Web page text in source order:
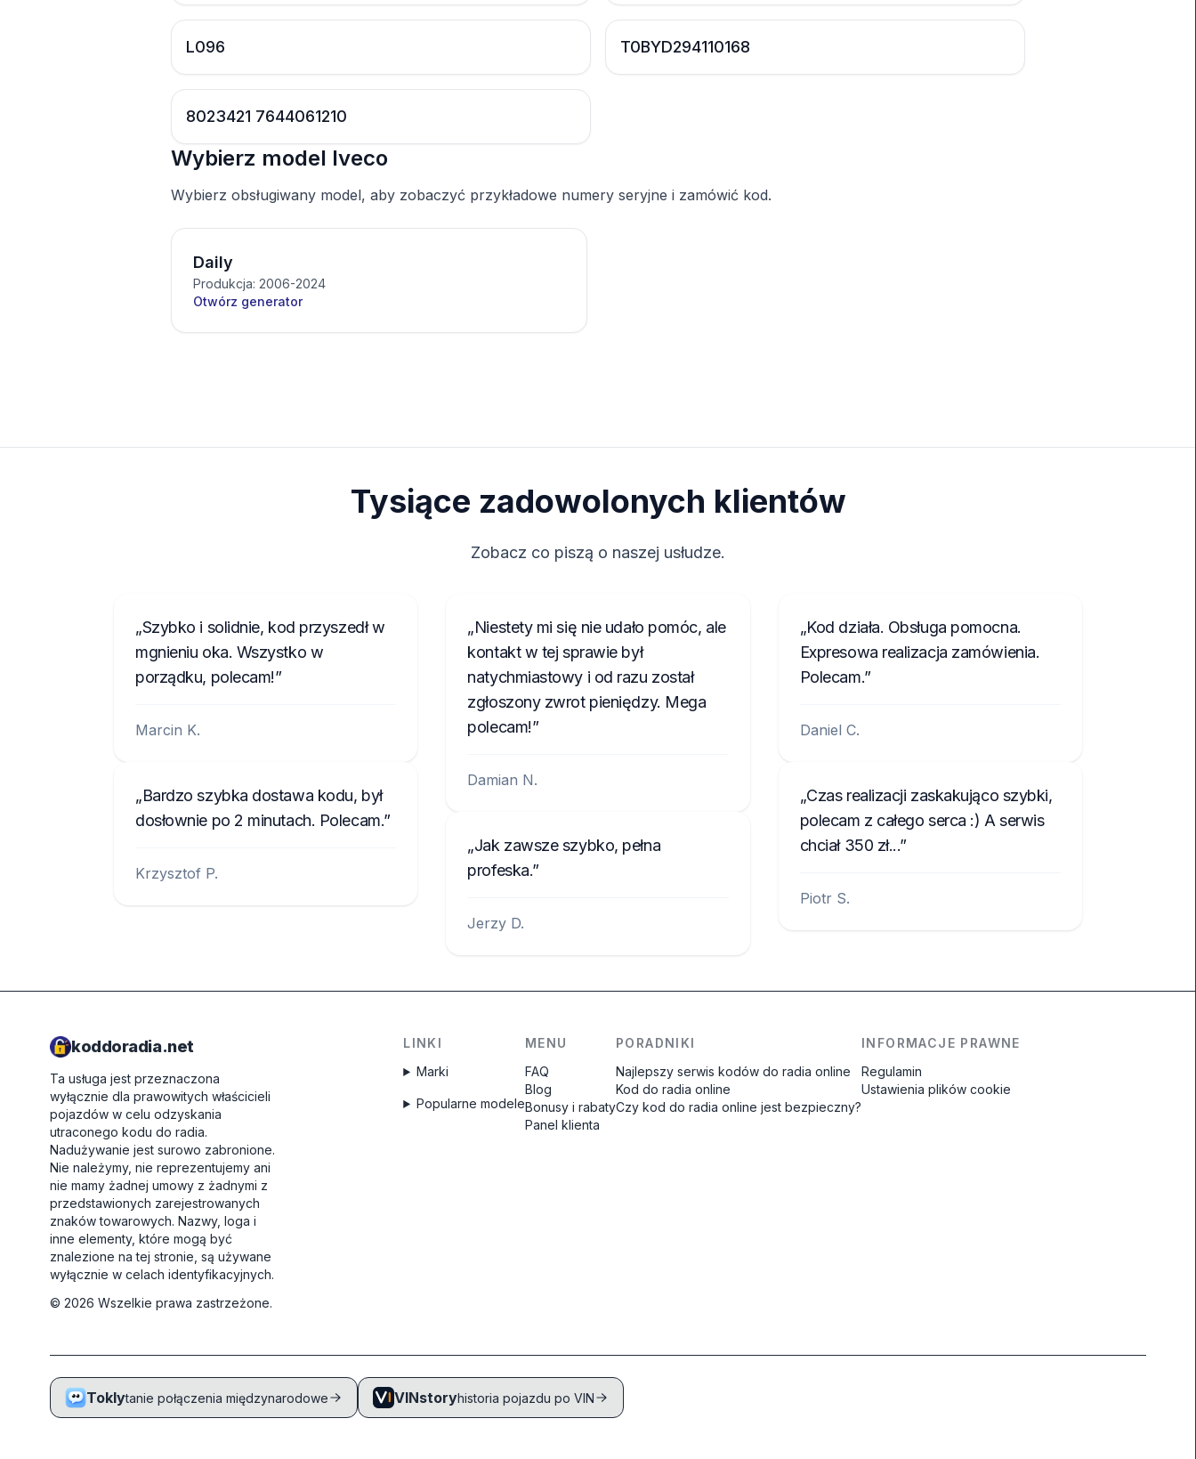
L096 T0BYD294110168
8023421 7644061210
Wybierz model Iveco
Wybierz obsługiwany model, aby zobaczyć przykładowe numery seryjne i zamówić kod.
Daily
Produkcja: 2006-2024
Otwórz generator
Tysiące zadowolonych klientów
Zobacz co piszą o naszej usłudze.
Szybko i solidnie, kod przyszedł w
mgnieniu oka. Wszystko w
porządku, polecam!
Marcin K.
Bardzo szybka dostawa kodu, był
dosłownie po 2 minutach. Polecam.
Krzysztof P.
Niestety mi się nie udało pomóc, ale
kontakt w tej sprawie był
natychmiastowy i od razu został
zgłoszony zwrot pieniędzy. Mega
polecam!
Damian N.
Jak zawsze szybko, pełna
profeska.
Jerzy D.
Kod działa. Obsługa pomocna.
Expresowa realizacja zamówienia.
Polecam.
Daniel C.
Czas realizacji zaskakująco szybki,
polecam z całego serca :) A serwis
chciał 350 zł...
Piotr S.
koddoradia.net
Ta usługa jest przeznaczona
wyłącznie dla prawowitych właścicieli
pojazdów w celu odzyskania
utraconego kodu do radia.
Nadużywanie jest surowo zabronione.
Nie należymy, nie reprezentujemy ani
nie mamy żadnej umowy z żadnymi z
przedstawionych zarejestrowanych
znaków towarowych. Nazwy, loga i
inne elementy, które mogą być
znalezione na tej stronie, są używane
wyłącznie w celach identyfikacyjnych.
© 2026 Wszelkie prawa zastrzeżone.
LINKI
Marki
Popularne modele
MENU
FAQ
Blog
Bonusy i rabaty
Panel klienta
PORADNIKI
Najlepszy serwis kodów do radia online
Kod do radia online
Czy kod do radia online jest bezpieczny?
INFORMACJE PRAWNE
Regulamin
Ustawienia plików cookie
Toklytanie połączenia międzynarodowe VINstoryhistoria pojazdu po VIN